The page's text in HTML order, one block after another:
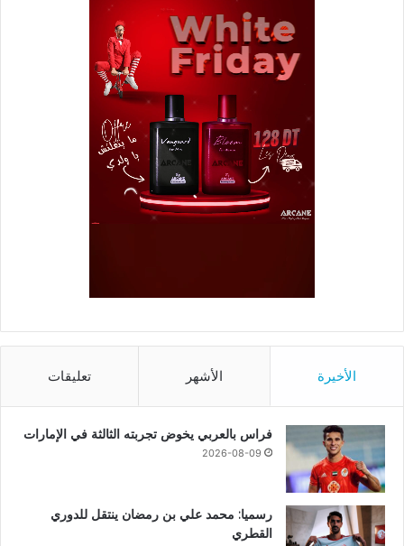
الأخيرة الأشهر تعليقات
فراس بالعربي يخوض تجربته الثالثة في الإمارات
2026-08-09
رسميا: محمد علي بن رمضان ينتقل للدوري
القطري